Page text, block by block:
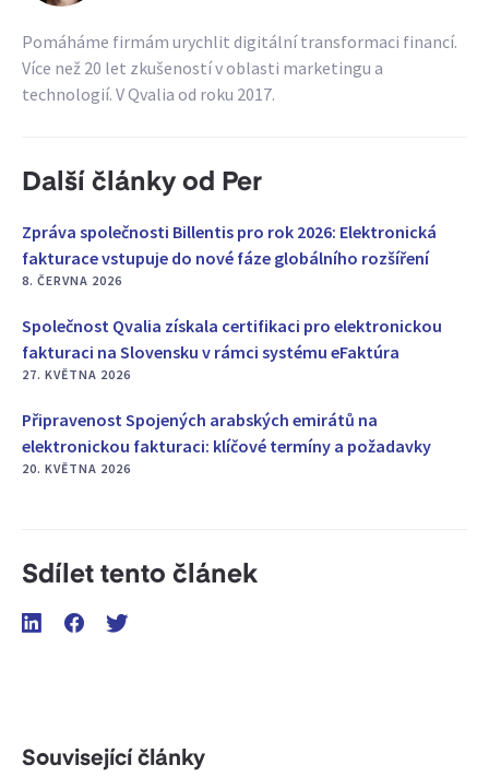
Pomáháme firmám urychlit digitální transformaci financí.
Více než 20 let zkušeností v oblasti marketingu a
technologií. V Qvalia od roku 2017.
Další články od Per
Zpráva společnosti Billentis pro rok 2026: Elektronická
fakturace vstupuje do nové fáze globálního rozšíření
8. ČERVNA 2026
Společnost Qvalia získala certifikaci pro elektronickou
fakturaci na Slovensku v rámci systému eFaktúra
27. KVĚTNA 2026
Připravenost Spojených arabských emirátů na
elektronickou fakturaci: klíčové termíny a požadavky
20. KVĚTNA 2026
Sdílet tento článek
Související články